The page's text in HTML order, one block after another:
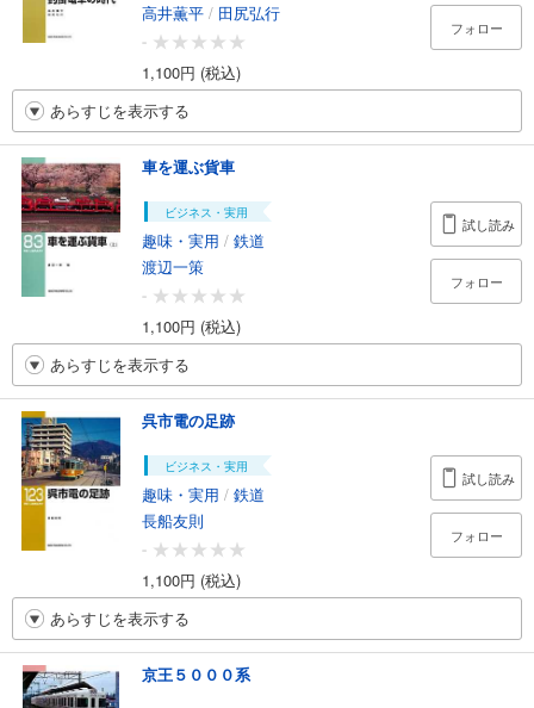
高井薫平 / 田尻弘行
-
1,100円 (税込)
フォロー
あらすじを表示する
車を運ぶ貨車
ビジネス・実用
趣味・実用 / 鉄道
渡辺一策
-
1,100円 (税込)
試し読み
フォロー
あらすじを表示する
呉市電の足跡
ビジネス・実用
趣味・実用 / 鉄道
長船友則
-
1,100円 (税込)
試し読み
フォロー
あらすじを表示する
京王５０００系